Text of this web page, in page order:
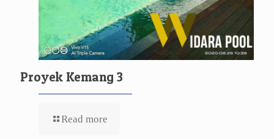
Proyek Kemang 3
Read more